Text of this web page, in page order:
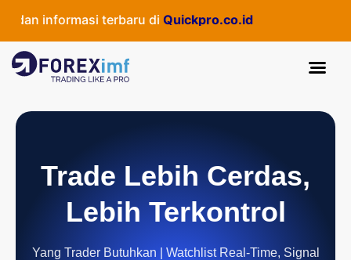
informasi terbaru diQuickpro.co.id
Trade Lebih Cerdas,
Lebih Terkontrol
Yang Trader Butuhkan | Watchlist Real-Time, Signal